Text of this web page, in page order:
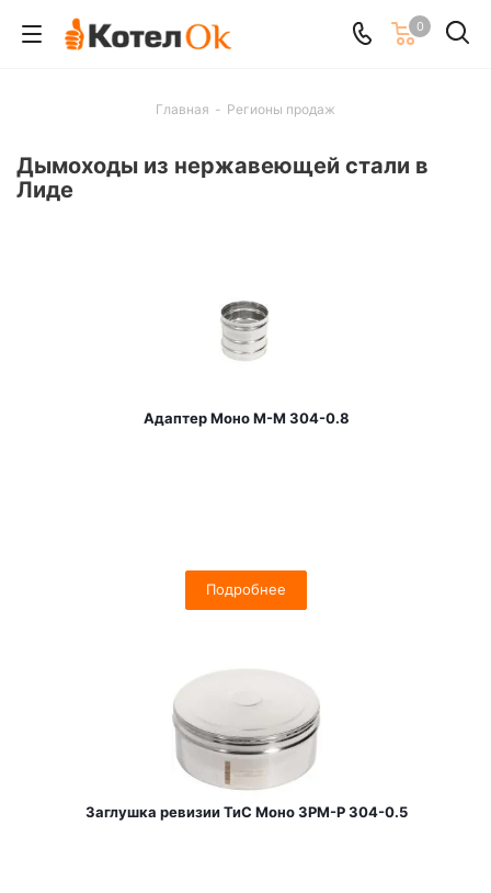
0
Главная - Регионы продаж
Дымоходы из нержавеющей стали в
Лиде
Адаптер Моно М-М 304-0.8
Подробнее
Заглушка ревизии ТиС Моно ЗРМ-Р 304-0.5